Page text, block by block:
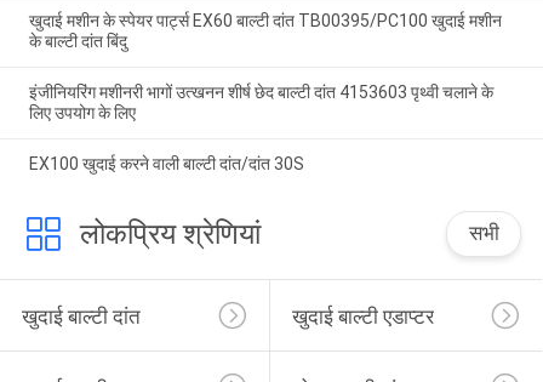
खुदाई मशीन के स्पेयर पार्ट्स EX60 बाल्टी दांत TB00395/PC100 खुदाई मशीन
के बाल्टी दांत बिंदु
इंजीनियरिंग मशीनरी भागों उत्खनन शीर्ष छेद बाल्टी दांत 4153603 पृथ्वी चलाने के
लिए उपयोग के लिए
EX100 खुदाई करने वाली बाल्टी दांत/दांत 30S
लोकप्रिय श्रेणियां सभी
खुदाई बाल्टी दांत खुदाई बाल्टी एडाप्टर